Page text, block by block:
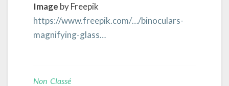
Image by Freepik
https://www.freepik.com/…/binoculars-
magnifying-glass…
Non Classé